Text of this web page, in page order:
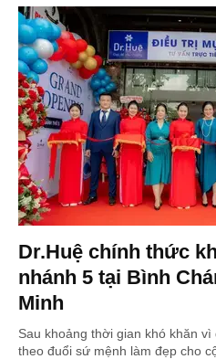
Dr.Huệ chính thức
nhánh 5 tại Bình
Minh
Sau khoảng thời gian khó khăn
theo đuổi sứ mệnh làm đẹp cho